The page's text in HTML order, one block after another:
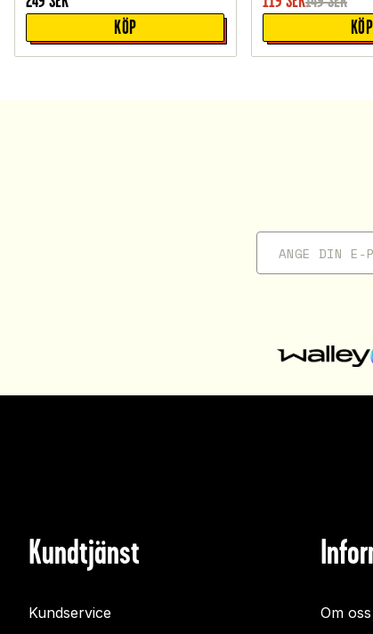
KÖP
KÖP
Kundtjänst
Kundservice Om oss